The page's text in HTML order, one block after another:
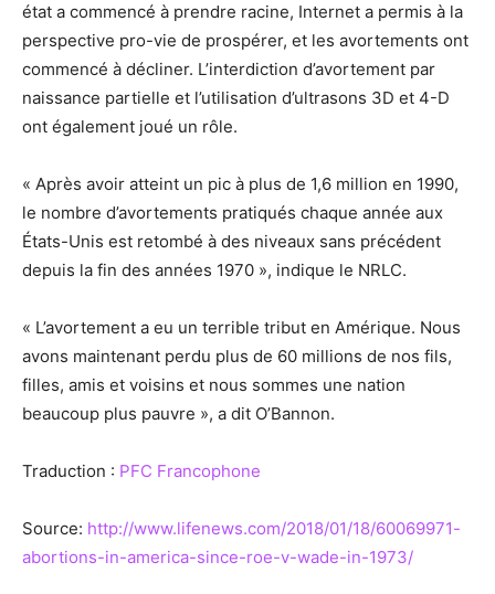
état a commencé à prendre racine, Internet a permis à la
perspective pro-vie de prospérer, et les avortements ont
commencé à décliner. L’interdiction d’avortement par
naissance partielle et l’utilisation d’ultrasons 3D et 4-D
ont également joué un rôle.
« Après avoir atteint un pic à plus de 1,6 million en 1990,
le nombre d’avortements pratiqués chaque année aux
États-Unis est retombé à des niveaux sans précédent
depuis la fin des années 1970 », indique le NRLC.
« L’avortement a eu un terrible tribut en Amérique. Nous
avons maintenant perdu plus de 60 millions de nos fils,
filles, amis et voisins et nous sommes une nation
beaucoup plus pauvre », a dit O’Bannon.
Traduction : PFC Francophone
Source: http://www.lifenews.com/2018/01/18/60069971-
abortions-in-america-since-roe-v-wade-in-1973/